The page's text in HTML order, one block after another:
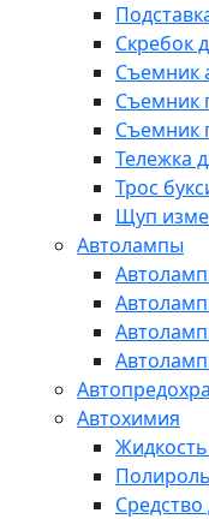
Скребок
Съемник
Съемник
Съемник
Тележка
Трос
Щуп
Автолампы
Автохимия
Средство